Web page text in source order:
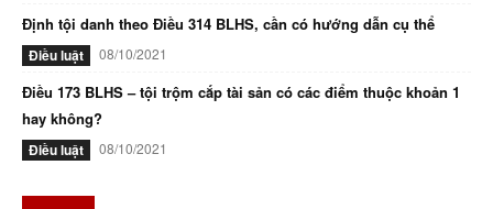
Định tội danh theo Điều 314 BLHS, cần có hướng dẫn cụ thể
Điều luật 08/10/2021
Điều 173 BLHS – tội trộm cắp tài sản có các điểm thuộc khoản 1
hay không?
Điều luật 08/10/2021